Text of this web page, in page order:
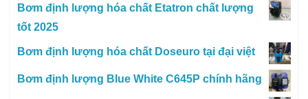
Bơm định lượng hóa chất Etatron chất lượng
tốt 2025
Bơm định lượng hóa chất Doseuro tại đại việt
Bơm định lượng Blue White C645P chính hãng